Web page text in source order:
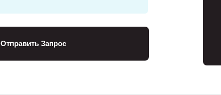
Отправить Запрос